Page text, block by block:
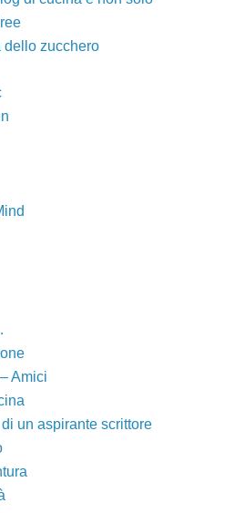
dello zucchero
Amici
un aspirante scrittore